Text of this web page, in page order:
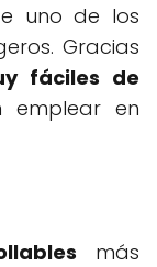
uno de los
Gracias
fáciles de
emplear en
más